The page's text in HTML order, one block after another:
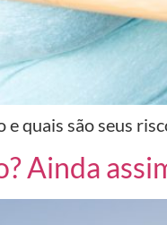
quais são seus
Ainda